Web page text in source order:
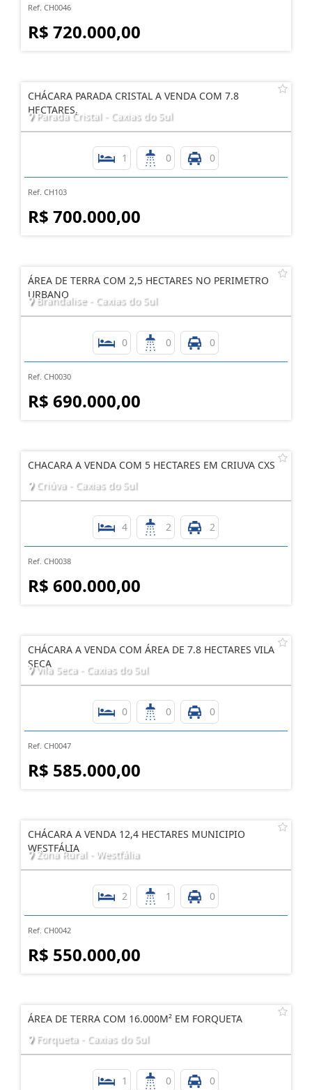
Ref. CH0046
R$ 720.000,00
CHÁCARA PARADA CRISTAL A VENDA COM 7.8
HECTARES,
Parada Cristal - Caxias do Sul
1 0 0
Ref. CH103
R$ 700.000,00
ÁREA DE TERRA COM 2,5 HECTARES NO PERIMETRO
URBANO
Brandalise - Caxias do Sul
0 0 0
Ref. CH0030
R$ 690.000,00
CHACARA A VENDA COM 5 HECTARES EM CRIUVA CXS
Criúva - Caxias do Sul
4 2 2
Ref. CH0038
R$ 600.000,00
CHÁCARA A VENDA COM ÁREA DE 7.8 HECTARES VILA
SECA
Vila Seca - Caxias do Sul
0 0 0
Ref. CH0047
R$ 585.000,00
CHÁCARA A VENDA 12,4 HECTARES MUNICIPIO
WESTFÁLIA
Zona Rural - Westfália
2 1 0
Ref. CH0042
R$ 550.000,00
ÁREA DE TERRA COM 16.000M² EM FORQUETA
Forqueta - Caxias do Sul
1 0 0